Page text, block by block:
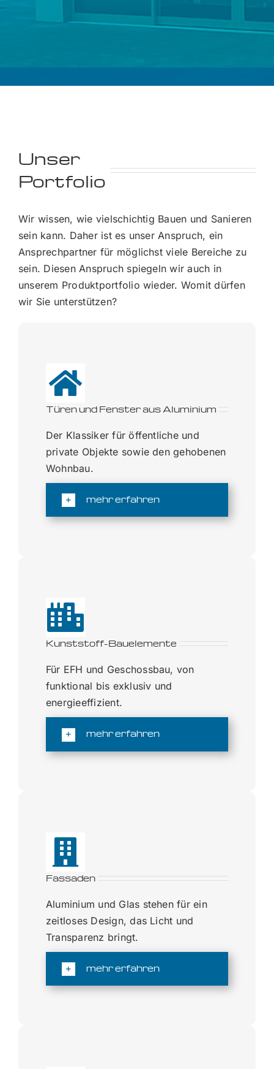
Unser
Portfolio
Wir wissen, wie vielschichtig Bauen und Sanieren
sein kann. Daher ist es unser Anspruch, ein
Ansprechpartner für möglichst viele Bereiche zu
sein. Diesen Anspruch spiegeln wir auch in
unserem Produktportfolio wieder. Womit dürfen
wir Sie unterstützen?
Türen und Fenster aus Aluminium
Der Klassiker für öffentliche und
private Objekte sowie den gehobenen
Wohnbau.
mehr erfahren
Kunststoff-Bauelemente
Für EFH und Geschossbau, von
funktional bis exklusiv und
energieeffizient.
mehr erfahren
Fassaden
Aluminium und Glas stehen für ein
zeitloses Design, das Licht und
Transparenz bringt.
mehr erfahren